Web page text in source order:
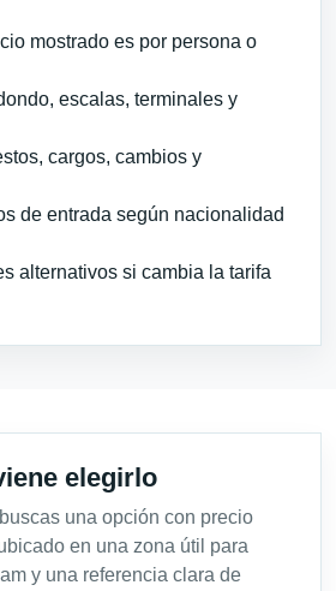
mostrado es por persona o
escalas, terminales y
cargos, cambios y
de entrada según nacionalidad
alternativos si cambia la tarifa
elegirlo
una opción con precio
en una zona útil para
y una referencia clara de